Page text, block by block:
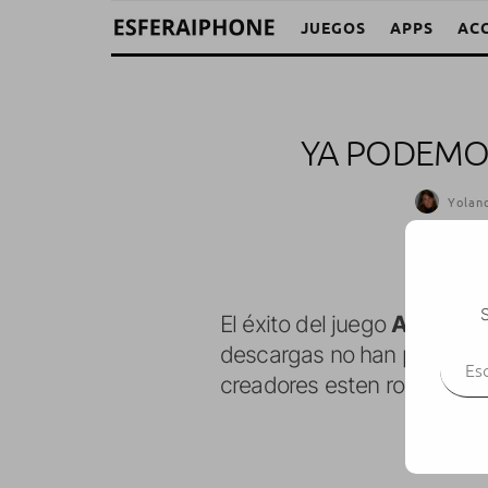
JUEGOS APPS
YA
El éxito del juegoAngry
descargas no han parado
creadores esten rodando